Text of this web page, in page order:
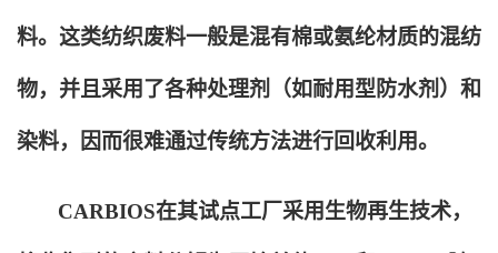
料。这类纺织废料一般是混有棉或氨纶材质的混纺
物，并且采用了各种处理剂（如耐用型防水剂）和
染料，因而很难通过传统方法进行回收利用。
CARBIOS在其试点工厂采用生物再生技术，